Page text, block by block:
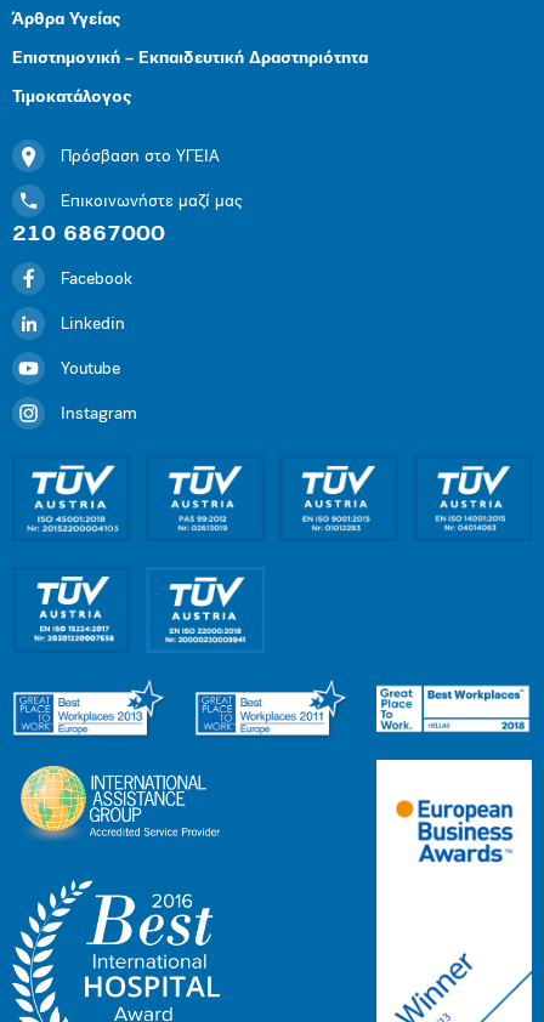
Άρθρα Υγείας
Επιστημονική – Εκπαιδευτική Δραστηριότητα
Τιμοκατάλογος
Πρόσβαση στο ΥΓΕΙΑ
Επικοινωνήστε μαζί μας
210 6867000
Facebook
Linkedin
Youtube
Instagram